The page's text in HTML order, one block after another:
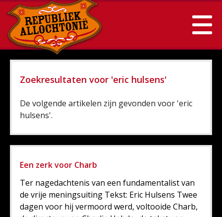
Zoekresultaten voor 'eric hulsens'
De volgende artikelen zijn gevonden voor 'eric
hulsens'.
Een zerk voor Charb
Ter nagedachtenis van een fundamentalist van
de vrije meningsuiting Tekst: Eric Hulsens Twee
dagen voor hij vermoord werd, voltooide Charb,